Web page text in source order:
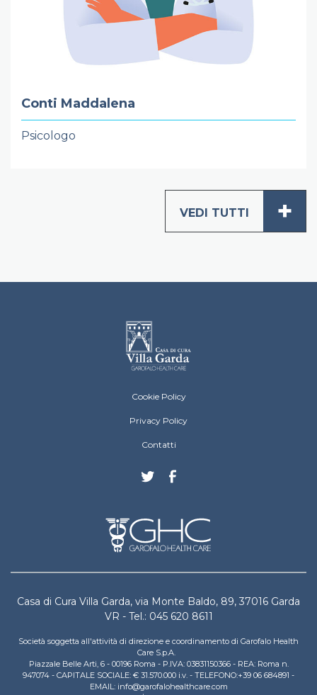
Conti Maddalena
Psicologo
VEDI TUTTI +
Villa Garda Footer menu
Cookie Policy
Privacy Policy
Contatti
Casa di Cura Villa Garda, via Monte Baldo, 89, 37016 Garda
VR - Tel.: 045 620 8611
Società soggetta all'attività di direzione e coordinamento di Garofalo Health
Care S.p.A.
Piazzale Belle Arti, 6 - 00196 Roma - P.IVA: 03831150366 - REA: Roma n.
947074 - CAPITALE SOCIALE: € 31.570.000 i.v. - TELEFONO:+39 06 684891 -
EMAIL: info@garofalohealthcare.com